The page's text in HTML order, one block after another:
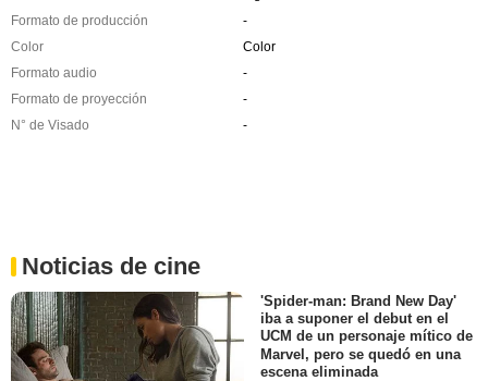
Formato de producción
-
Color
Color
Formato audio
-
Formato de proyección
-
N° de Visado
-
Noticias de cine
'Spider-man: Brand New Day'
iba a suponer el debut en el
UCM de un personaje mítico de
Marvel, pero se quedó en una
escena eliminada